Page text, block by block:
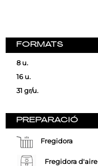
FORMATS
8 u.
16 u.
31 gr/u.
PREPARACIÓ
Fregidora
Fregidora d'aire